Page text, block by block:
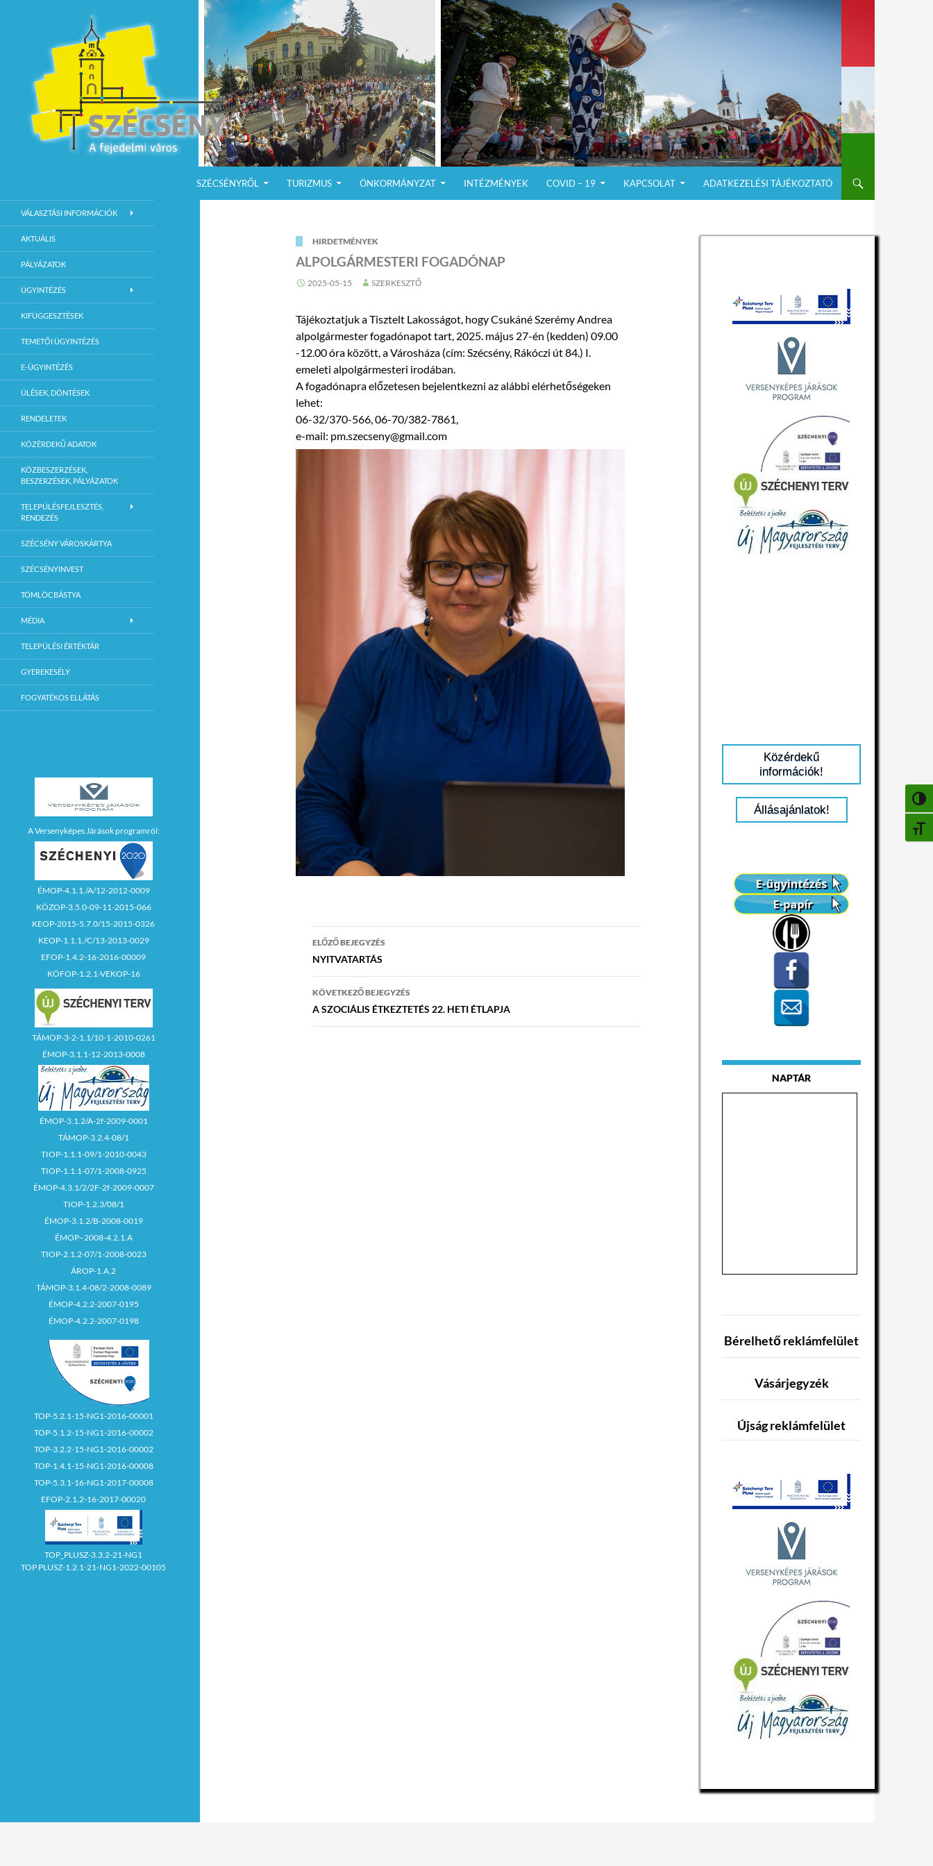
SZÉCSÉNYRŐL
TURIZMUS ÖNKORMÁNYZAT INTÉZMÉNYEK COVID – 19 KAPCSOLAT ADATKEZELÉSI TÁJÉKOZTATÓ
HIRDETMÉNYEK
ALPOLGÁRMESTERI FOGADÓNAP
2025-05-15 SZERKESZTŐ
Tájékoztatjuk a Tisztelt Lakosságot, hogy Csukáné Szerémy Andrea
alpolgármester fogadónapot tart, 2025. május 27-én (kedden) 09.00
-12.00 óra között, a Városháza (cím: Szécsény, Rákóczi út 84.) I.
emeleti alpolgármesteri irodában.
A fogadónapra előzetesen bejelentkezni az alábbi elérhetőségeken
lehet:
06-32/370-566, 06-70/382-7861,
e-mail: pm.szecseny@gmail.com
Bejegyzés
navigáció
ELŐZŐ BEJEGYZÉS
NYITVATARTÁS
KÖVETKEZŐ BEJEGYZÉS
A SZOCIÁLIS ÉTKEZTETÉS 22. HETI ÉTLAPJA
Közérdekű
információk!
Állásajánlatok!
NAPTÁR
Bérelhető reklámfelület
Vásárjegyzék
Újság reklámfelület
Szécsény Város Hivatalos Weboldala
VÁLASZTÁSI INFORMÁCIÓK
AKTUÁLIS
PÁLYÁZATOK
ÜGYINTÉZÉS
KIFÜGGESZTÉSEK
TEMETŐI ÜGYINTÉZÉS
E-ÜGYINTÉZÉS
ÜLÉSEK, DÖNTÉSEK
RENDELETEK
KÖZÉRDEKŰ ADATOK
KÖZBESZERZÉSEK,
BESZERZÉSEK, PÁLYÁZATOK
TELEPÜLÉSFEJLESZTÉS,
RENDEZÉS
SZÉCSÉNY VÁROSKÁRTYA
SZÉCSÉNYINVEST
TÖMLÖCBÁSTYA
MÉDIA
TELEPÜLÉSI ÉRTÉKTÁR
GYEREKESÉLY
FOGYATÉKOS ELLÁTÁS
A Versenyképes Járások programról:
ÉMOP-4.1.1./A/12-2012-0009
KÖZOP-3.5.0-09-11-2015-066
KEOP-2015-5.7.0/15-2015-0326
KEOP-1.1.1./C/13-2013-0029
EFOP-1.4.2-16-2016-00009
KÖFOP-1.2.1-VEKOP-16
TÁMOP-3-2-1.1/10-1-2010-0261
ÉMOP-3.1.1-12-2013-0008
ÉMOP-3.1.2/A-2f-2009-0001
TÁMOP-3.2.4-08/1
TIOP-1.1.1-09/1-2010-0043
TIOP-1.1.1-07/1-2008-0925
ÉMOP-4.3.1/2/2F-2f-2009-0007
TIOP-1.2.3/08/1
ÉMOP-3.1.2/B-2008-0019
ÉMOP–2008-4.2.1.A
TIOP-2.1.2-07/1-2008-0023
ÁROP-1.A.2
TÁMOP-3.1.4-08/2-2008-0089
ÉMOP-4.2.2-2007-0195
ÉMOP-4.2.2-2007-0198
TOP-5.2.1-15-NG1-2016-00001
TOP-5.1.2-15-NG1-2016-00002
TOP-3.2.2-15-NG1-2016-00002
TOP-1.4.1-15-NG1-2016-00008
TOP-5.3.1-16-NG1-2017-00008
EFOP-2.1.2-16-2017-00020
TOP_PLUSZ-3.3.2-21-NG1
TOP PLUSZ-1.2.1-21-NG1-2022-00105